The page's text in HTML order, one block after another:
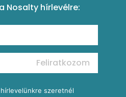
salsával
Nosalty hírlevélre:
Feliratkozom
szeretnél